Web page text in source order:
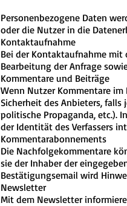
Personenbezogene Daten
oder die Nutzer in die
Kontaktaufnahme
Bei der Kontaktaufnahme mit
Bearbeitung der Anfrage
Kommentare und Beiträge
Wenn Nutzer Kommentare
Sicherheit des Anbieters,
politische Propaganda, etc.).
der Identität des Verfassers
Kommentarabonnements
Die Nachfolgekommentare
sie der Inhaber der
Bestätigungsemail wird
Newsletter
Mit dem Newsletter